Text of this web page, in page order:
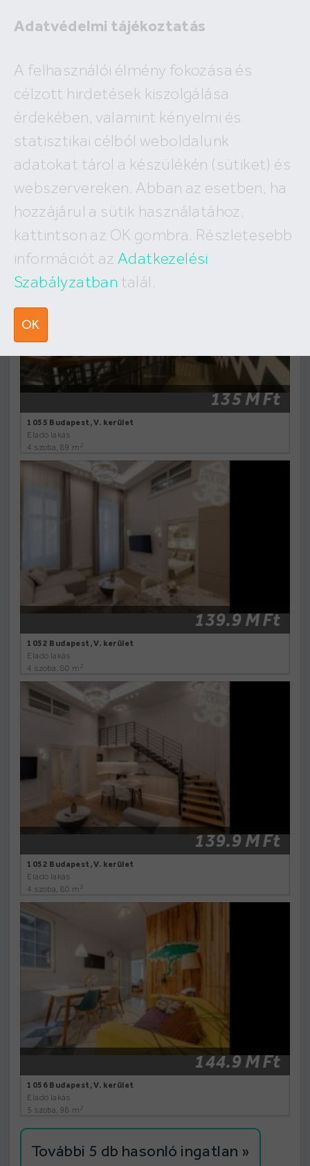
Adatvédelmi tájékoztatás
A felhasználói élmény fokozása és
célzott hirdetések kiszolgálása
érdekében, valamint kényelmi és
statisztikai célból weboldalunk
adatokat tárol a készülékén (sütiket) és
webszervereken. Abban az esetben, ha
hozzájárul a sütik használatához,
kattintson az OK gombra. Részletesebb
információt az Adatkezelési
Szabályzatban talál.
OK
A megadott ingatlan már nem
szerepel az adatbázisunkban!
Hasonló ingatlanok:
135 M Ft
1055 Budapest, V. kerület
Eladó lakás
4 szoba, 89 m 2
139.9 M Ft
1052 Budapest, V. kerület
Eladó lakás
4 szoba, 80 m 2
139.9 M Ft
1052 Budapest, V. kerület
Eladó lakás
4 szoba, 80 m 2
144.9 M Ft
1056 Budapest, V. kerület
Eladó lakás
5 szoba, 98 m 2
További 5 db hasonló ingatlan »